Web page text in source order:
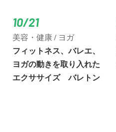
10/21
美容・健康 / ヨガ
フィットネス、バレエ、
ヨガの動きを取り入れた
エクササイズ バレトン